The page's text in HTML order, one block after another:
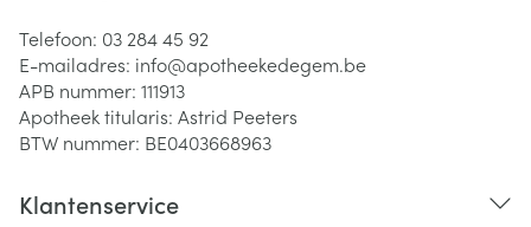
Telefoon: 03 284 45 92
E-mailadres: info@apotheekedegem.be
APB nummer: 111913
Apotheek titularis: Astrid Peeters
BTW nummer: BE0403668963
Klantenservice